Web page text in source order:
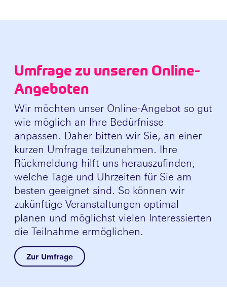
Umfrage zu unseren Online-
Angeboten
Wir möchten unser Online-Angebot so gut
wie möglich an Ihre Bedürfnisse
anpassen. Daher bitten wir Sie, an einer
kurzen Umfrage teilzunehmen. Ihre
Rückmeldung hilft uns herauszufinden,
welche Tage und Uhrzeiten für Sie am
besten geeignet sind. So können wir
zukünftige Veranstaltungen optimal
planen und möglichst vielen Interessierten
die Teilnahme ermöglichen.
Zur Umfrage